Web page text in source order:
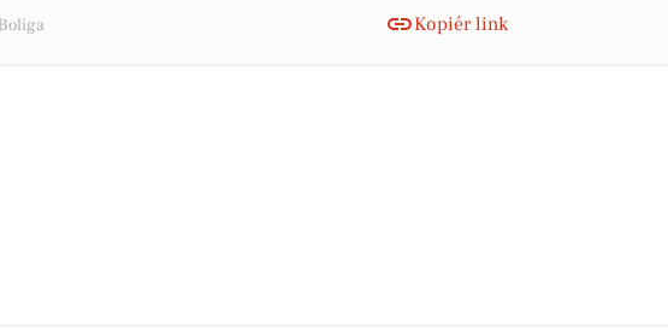
Kopiér link